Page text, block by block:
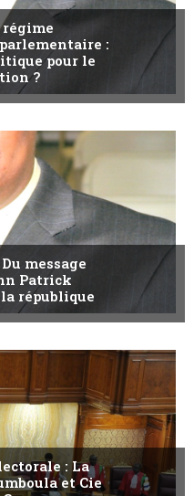
régime
:
pour le
?
message
Patrick
république
: La
et Cie